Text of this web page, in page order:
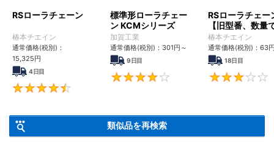
RSローラチェーン
椿本チエイン
通常価格(税別)：
15,325円
4日目
標準形ローラチェー
ン KCMシリーズ
加賀工業
通常価格(税別)： 301円 ～
9日目
4
RSローラチェー
【旧型番、数量
ンク数指定】
椿本チエイン
通常価格(税別)： 63
18日目
類似品を再検索